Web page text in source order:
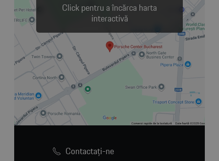
Click pentru a încărca harta
interactivă
Contactaţi-ne